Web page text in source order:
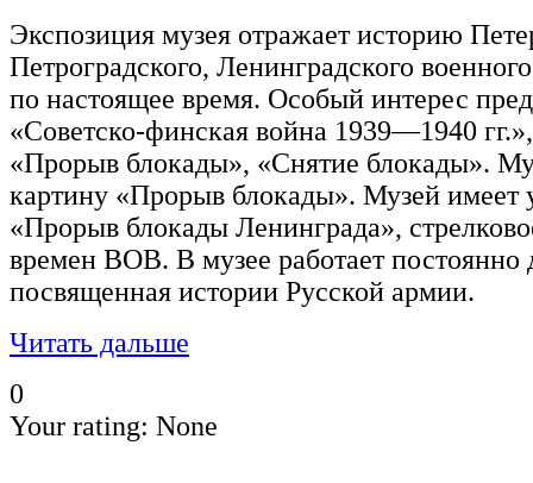
Экспозиция музея отражает историю
Петроградского, Ленинградского
по настоящее время. Особый интерес
«Советско-финская война 1939—1940
«Прорыв блокады», «Снятие блокады».
картину «Прорыв блокады». Музей имеет
«Прорыв блокады Ленинграда»,
времен ВОВ. В музее работает постоянно
посвященная истории Русской армии.
Читать дальше
0
Your rating: None